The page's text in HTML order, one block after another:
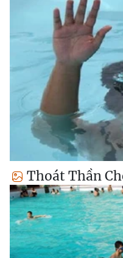
Thoát Thần